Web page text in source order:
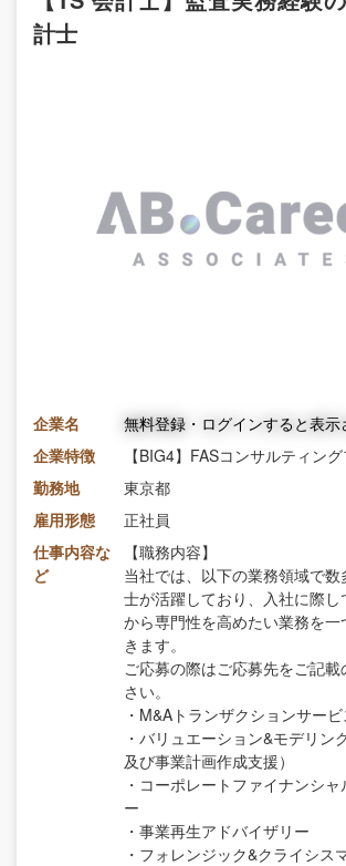
計士
企業名
無料登録・ログインすると表示
企業特徴
【BIG4】FASコンサルティン
勤務地
東京都
雇用形態
正社員
仕事内容な
ど
【職務内容】
当社では、以下の業務領域で
士が活躍しており、入社に際し
から専門性を高めたい業務を
きます。
ご応募の際はご応募先をご記
さい。
・M&Aトランザクションサービ
・バリュエーション&モデリン
及び事業計画作成支援）
・コーポレートファイナンシ
ー
・事業再生アドバイザリー
・フォレンジック&クライシス